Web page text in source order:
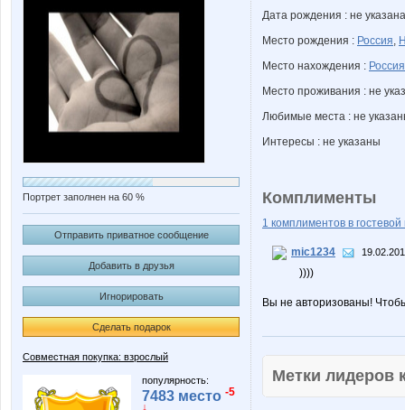
Портрет заполнен на 60 %
Отправить приватное сообщение
Добавить в друзья
Игнорировать
Сделать подарок
Совместная покупка: взрослый
популярность:
7483 место -5
Дата рождения : не указана
Место рождения : Россия,
Место нахождения : Россия
Место проживания : не
Любимые места : не
Интересы : не указаны
Комплименты
1 комплиментов в гостевой
mic1234
))))
Вы не авторизованы!
Метки